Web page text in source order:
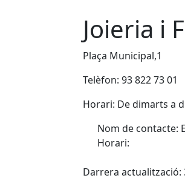
Joieria i
Plaça Municipal,1
Telèfon: 93 822 73 01
Horari: De dimarts a
Nom de contacte:
Horari:
Darrera actualització: